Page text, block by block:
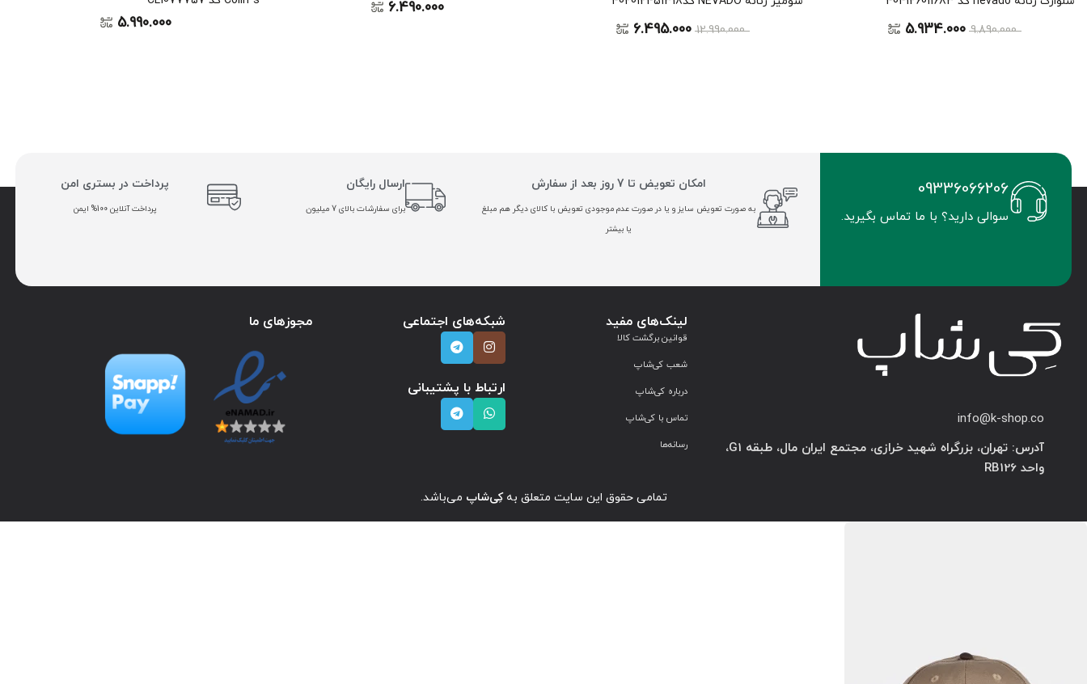
9.890.000
5.934.000
12.990.000
6.495.000
6.490.000
5.990.000
09336066206
سوالی دارید؟ با ما تماس بگیرید.
امکان تعویض تا 7 روز بعد از سفارش
به صورت تعویض سایز و یا در صورت عدم موجودی تعویض با کالای دیگر هم مبلغ
یا بیشتر
ارسال رایگان
برای سفارشات بالای 7 میلیون
پرداخت در بستری امن
پرداخت آنلاین 100% ایمن
info@k-shop.co
آدرس: تهران، بزرگراه شهید خرازی، مجتمع ایران مال، طبقه G1،
واحد RB126
لینک‌های مفید
قوانین برگشت کالا
شعب کی‌شاپ
درباره کی‌شاپ
تماس با کی‌شاپ
رسانه‌ها
شبکه‌های اجتماعی
ارتباط با پشتیبانی
مجوزهای ما
تمامی حقوق این سایت متعلق بهکِی‌شاپ می‌باشد.